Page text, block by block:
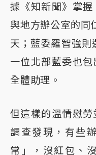
據《知新聞》掌
與地方辦公室的同
天；藍委羅智強
一位北部藍委也
全體助理。
但這樣的溫情慰勞
調查發現，有些
常」，沒紅包、